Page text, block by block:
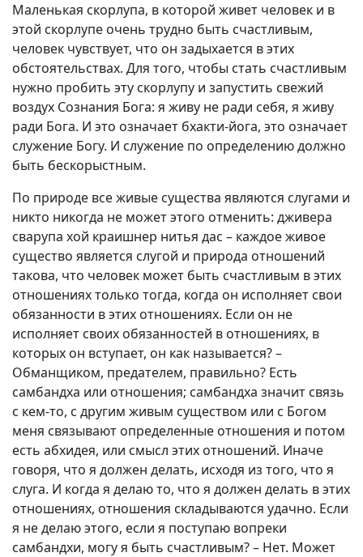
Маленькая скорлупа, в которой живет человек и в
этой скорлупе очень трудно быть счастливым,
человек чувствует, что он задыхается в этих
обстоятельствах. Для того, чтобы стать счастливым
нужно пробить эту скорлупу и запустить свежий
воздух Сознания Бога: я живу не ради себя, я живу
ради Бога. И это означает бхакти-йога, это означает
служение Богу. И служение по определению должно
быть бескорыстным.
По природе все живые существа являются слугами и
никто никогда не может этого отменить: дживера
сварупа хой краишнер нитья дас – каждое живое
существо является слугой и природа отношений
такова, что человек может быть счастливым в этих
отношениях только тогда, когда он исполняет свои
обязанности в этих отношениях. Если он не
исполняет своих обязанностей в отношениях, в
которых он вступает, он как называется? –
Обманщиком, предателем, правильно? Есть
самбандха или отношения; самбандха значит связь
с кем-то, с другим живым существом или с Богом
меня связывают определенные отношения и потом
есть абхидея, или смысл этих отношений. Иначе
говоря, что я должен делать, исходя из того, что я
слуга. И когда я делаю то, что я должен делать в этих
отношениях, отношения складываются удачно. Если
я не делаю этого, если я поступаю вопреки
самбандхи, могу я быть счастливым? – Нет. Может